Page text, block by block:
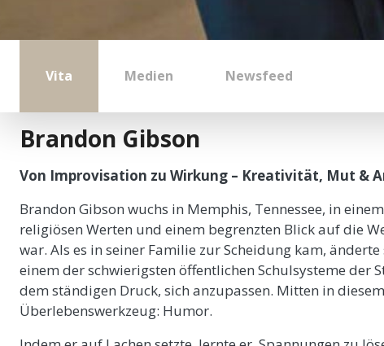
Vita Medien Newsfeed
Brandon Gibson
Von Improvisation zu Wirkung – Kreativität, Mut &
Brandon Gibson wuchs in Memphis, Tennessee, in
religiösen Werten und einem begrenzten Blick auf die
war. Als es in seiner Familie zur Scheidung kam,
einem der schwierigsten öffentlichen Schulsysteme der
dem ständigen Druck, sich anzupassen. Mitten in
Überlebenswerkzeug: Humor.